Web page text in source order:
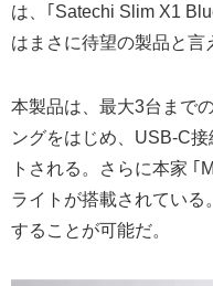
は、｢Satechi Slim X1
はまさに待望の製品と言
本製品は、最大3台まで
ングをはじめ、USB-C
トされる。さらに本家 ｢
ライトが搭載されてい
することが可能だ。